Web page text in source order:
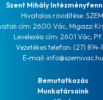
Szent Mihály
Hivatalos rövidítése:
cím: 2600 Vác, Migazzi
Levelezési cím: 2601 Vác,
Vezetékes telefon: (27) 814-
E-mail: info@szemivac.hu
Bemutatkozás
Munkatársaink